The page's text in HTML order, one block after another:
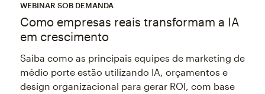
WEBINAR SOB DEMANDA
Como empresas reais transformam a IA
em crescimento
Saiba como as principais equipes de marketing de
médio porte estão utilizando IA, orçamentos e
design organizacional para gerar ROI, com base